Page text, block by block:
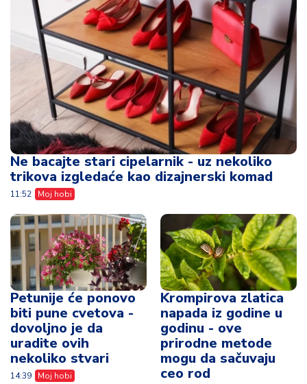
Ne bacajte stari cipelarnik - uz nekoliko
trikova izgledaće kao dizajnerski komad
11:52 Moj hobi
Petunije će ponovo
biti pune cvetova -
dovoljno je da
uradite ovih
nekoliko stvari
14:39 Moj hobi
Krompirova zlatica
napada iz godine u
godinu - ove
prirodne metode
mogu da sačuvaju
ceo rod